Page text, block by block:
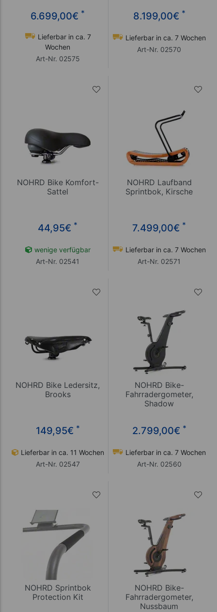
6.699,00€ *
Lieferbar in ca. 7
Wochen
Art-Nr. 02575
8.199,00€ *
Lieferbar in ca. 7 Wochen
Art-Nr. 02570
NOHRD Bike Komfort-
Sattel
44,95€ *
wenige verfügbar
Art-Nr. 02541
NOHRD Laufband
Sprintbok, Kirsche
7.499,00€ *
Lieferbar in ca. 7 Wochen
Art-Nr. 02571
NOHRD Bike Ledersitz,
Brooks
149,95€ *
Lieferbar in ca. 11 Wochen
Art-Nr. 02547
NOHRD Bike-
Fahrradergometer,
Shadow
2.799,00€ *
Lieferbar in ca. 7 Wochen
Art-Nr. 02560
NOHRD Sprintbok
Protection Kit
NOHRD Bike-
Fahrradergometer,
Nussbaum